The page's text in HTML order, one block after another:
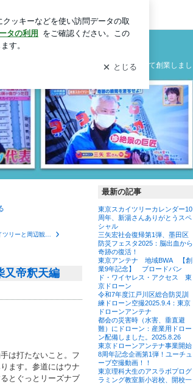
ブログ
）にテレビアンテナの製造メーカーとして創業しまし
又帝釈天編
は打たないこと。フ
ます。参道にはウナ
とぐっとリーズナブ
最新の記事
東京スカイツリーカレンダー10
周年、新湯さんありがとうスペ
シャル
三矢宏社会復帰第1弾、墨田区
防災フェスタ2025：脳出血から
奇跡の復活！
東京アンテナ 地域BWA 【創
業9年記念】 ブロードバン
ド・ワイヤレス・アクセス 東
京ドローン
令和7年度江戸川区総合防災訓
練ドローン空撮2025.9.4：東京
ドローンアンテナ
都会の災害時（水害、垂直避
難）にドローン：産業用ドロー
ン配備しました。2025.8.26
東京ドローンアンテナ事業開始
8周年記念企画第1弾！ユーチュ
ーブ空撮動画！！
東京理科大生のアスラボプログ
ラミング教室新小岩校、開校一